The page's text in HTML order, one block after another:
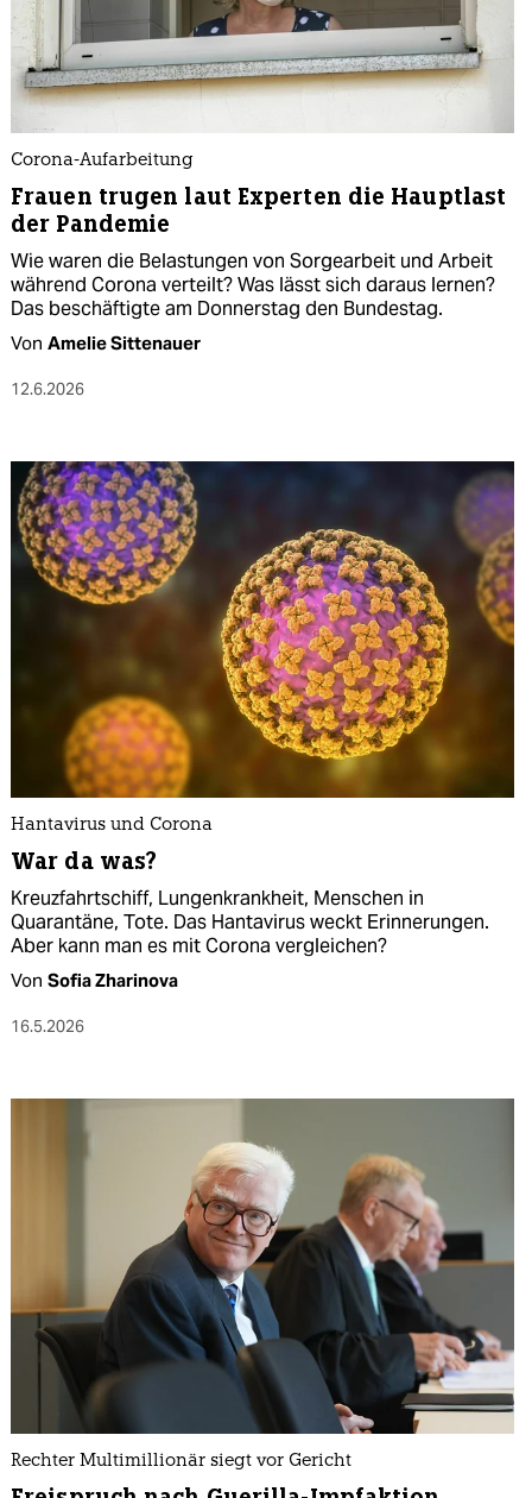
Corona-Aufarbeitung
Frauen trugen laut Experten die Hauptlast
der Pandemie
Wie waren die Belastungen von Sorgearbeit und Arbeit
während Corona verteilt? Was lässt sich daraus lernen?
Das beschäftigte am Donnerstag den Bundestag.
Von Amelie Sittenauer
12.6.2026
Hantavirus und Corona
War da was?
Kreuzfahrtschiff, Lungenkrankheit, Menschen in
Quarantäne, Tote. Das Hantavirus weckt Erinnerungen.
Aber kann man es mit Corona vergleichen?
Von Sofia Zharinova
16.5.2026
Rechter Multimillionär siegt vor Gericht